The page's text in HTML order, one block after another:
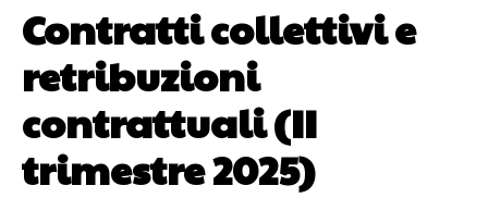
Contratti collettivi e
retribuzioni
contrattuali (II
trimestre 2025)